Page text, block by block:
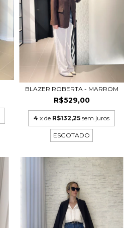
BLAZER ROBERTA - MARROM
R$529,00
4 x de R$132,25 sem juros
ESGOTADO